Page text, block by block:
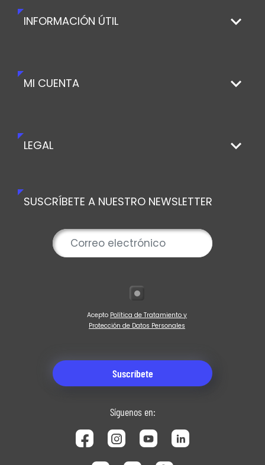
INFORMACIÓN ÚTIL
MI CUENTA
LEGAL
SUSCRÍBETE A NUESTRO NEWSLETTER
Acepto Política de Tratamiento y
Protección de Datos Personales
Síguenos en: